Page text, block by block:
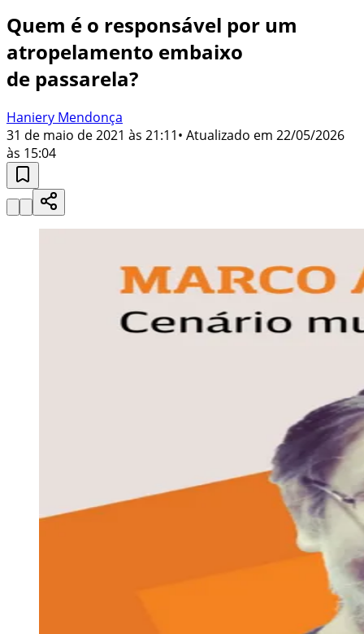
Quem é o responsável por um
atropelamento embaixo
de passarela?
Haniery Mendonça
31 de maio de 2021 às 21:11• Atualizado em 22/05/2026
às 15:04